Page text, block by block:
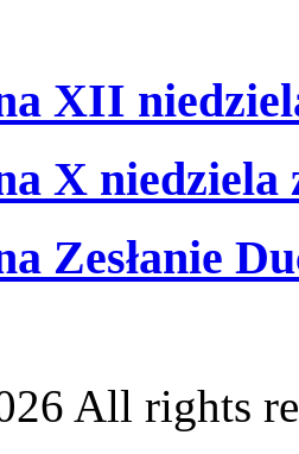
XII
X niedziela
Zesłanie
All rights